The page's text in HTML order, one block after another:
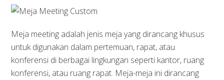
Meja meeting adalah jenis meja yang dirancang khusus
untuk digunakan dalam pertemuan, rapat, atau
konferensi di berbagai lingkungan seperti kantor, ruang
konferensi, atau ruang rapat. Meja-meja ini dirancang